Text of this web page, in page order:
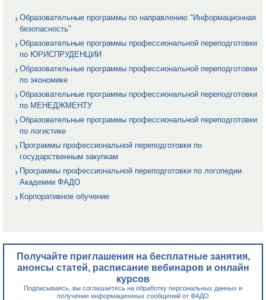
Образовательные программы по направлению "Информационная
безопасность"
Образовательные программы профессиональной переподготовки
по ЮРИСПРУДЕНЦИИ
Образовательные программы профессиональной переподготовки
по экономике
Образовательные программы профессиональной переподготовки
по МЕНЕДЖМЕНТУ
Образовательные программы профессиональной переподготовки
по логистике
Программы профессиональной переподготовки по
государственным закупкам
Программы профессиональной переподготовки по логопедии
Академии ФАДО
Корпоративное обучение
Получайте приглашения на бесплатные занятия,
анонсы статей, расписание вебинаров и онлайн
курсов
Подписываясь, вы соглашаетесь на обработку персональных данных и
получение информационных сообщений от ФАДО